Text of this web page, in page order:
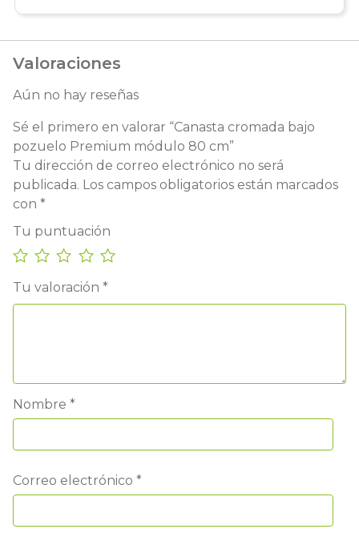
Valoraciones
Aún no hay reseñas
Sé el primero en valorar “Canasta cromada bajo
pozuelo Premium módulo 80 cm”
Tu dirección de correo electrónico no será
publicada. Los campos obligatorios están marcados
con *
Tu puntuación
Tu valoración *
Nombre *
Correo electrónico *